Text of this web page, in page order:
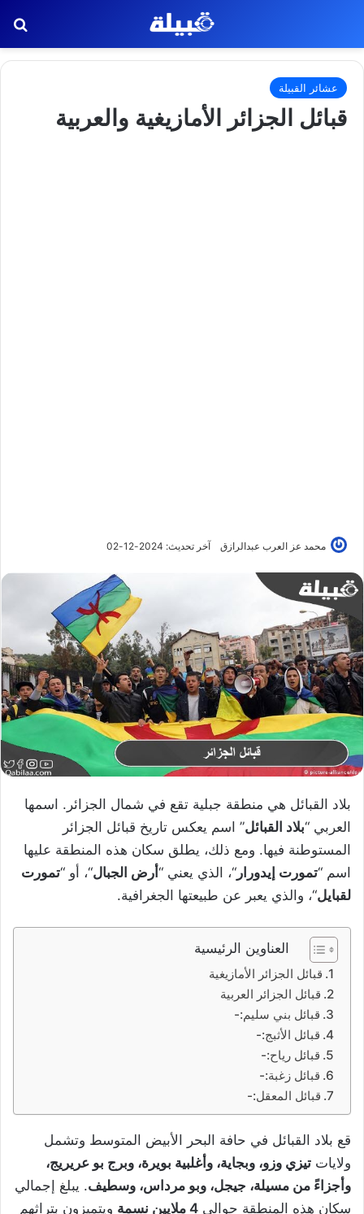
عشائر القبيلة
قبائل الجزائر الأمازيغية والعربية
محمد عز العرب عبدالرازق آخر تحديث: 2024-12-02
بلاد القبائل هي منطقة جبلية تقع في شمال الجزائر. اسمها
العربي “بلاد القبائل” اسم يعكس تاريخ قبائل الجزائر
المستوطنة فيها. ومع ذلك، يطلق سكان هذه المنطقة عليها
اسم “تمورت إيدورار “، الذي يعني “ أرض الجبال“، أو “تمورت
لقبايل“، والذي يعبر عن طبيعتها الجغرافية.
العناوين الرئيسية
قبائل الجزائر الأمازيغية
قبائل الجزائر العربية
قبائل بني سليم:-
قبائل الأثبج:-
قبائل رياح:-
قبائل زغبة:-
قبائل المعقل:-
قع بلاد القبائل في حافة البحر الأبيض المتوسط وتشمل
ولايات تيزي وزو، وبجاية، وأغلبية بويرة، وبرج بو عريريج،
وأجزاءً من مسيلة، جيجل، وبو مرداس، وسطيف. يبلغ إجمالي
سكان هذه المنطقة حوالي 4 ملايين نسمة
ويتميزون بتراثهم